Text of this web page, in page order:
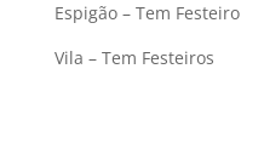
Espigão – Tem Festeiro
Vila – Tem Festeiros